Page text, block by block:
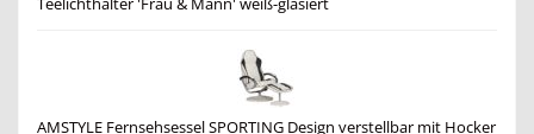
AMSTYLE Fernsehsessel SPORTING Design verstellbar mit Hocker